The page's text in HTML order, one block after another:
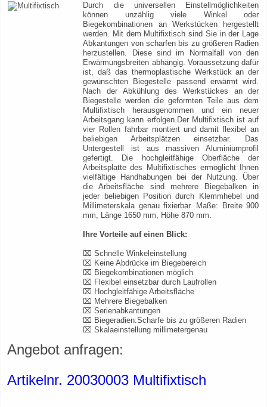
Durch die universellen Einstellmöglichkeiten
können unzählig viele Winkel oder
Biegekombinationen an Werkstücken hergestellt
werden. Mit dem Multifixtisch sind Sie in der Lage
Abkantungen von scharfen bis zu größeren Radien
herzustellen. Diese sind im Normalfall von den
Erwärmungsbreiten abhängig. Voraussetzung dafür
ist, daß das thermoplastische Werkstück an der
gewünschten Biegestelle passend erwärmt wird.
Nach der Abkühlung des Werkstückes an der
Biegestelle werden die geformten Teile aus dem
Multifixtisch herausgenommen und ein neuer
Arbeitsgang kann erfolgen.Der Multifixtisch ist auf
vier Rollen fahrbar montiert und damit flexibel an
beliebigen Arbeitsplätzen einsetzbar. Das
Untergestell ist aus massiven Aluminiumprofil
gefertigt. Die hochgleitfähige Oberfläche der
Arbeitsplatte des Multifixtisches ermöglicht Ihnen
vielfältige Handhabungen bei der Nutzung. Über
die Arbeitsfläche sind mehrere Biegebalken in
jeder beliebigen Position durch Klemmhebel und
Millimeterskala genau fixierbar. Maße: Breite 900
mm, Länge 1650 mm, Höhe 870 mm.
Ihre Vorteile auf einen Blick:
⌧ Schnelle Winkeleinstellung
⌧ Keine Abdrücke im Biegebereich
⌧ Biegekombinationen möglich
⌧ Flexibel einsetzbar durch Laufrollen
⌧ Hochgleitfähige Arbeitsfläche
⌧ Mehrere Biegebalken
⌧ Serienabkantungen
⌧ Biegeradien:Scharfe bis zu größeren Radien
⌧ Skalaeinstellung millimetergenau
Angebot anfragen:
Artikelnr. 20030003 Multifixtisch